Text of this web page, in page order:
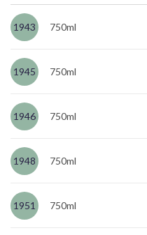
1943 750ml
1945 750ml
1946 750ml
1948 750ml
1951 750ml